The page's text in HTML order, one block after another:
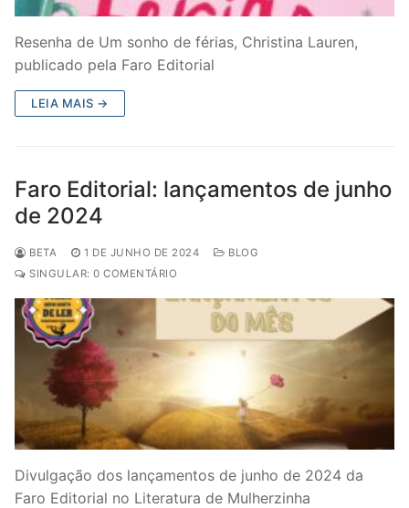
Resenha de Um sonho de férias, Christina Lauren,
publicado pela Faro Editorial
LEIA MAIS →
Faro Editorial: lançamentos de junho
de 2024
BETA 1 DE JUNHO DE 2024
BLOG
SINGULAR: 0 COMENTÁRIO
Divulgação dos lançamentos de junho de 2024 da
Faro Editorial no Literatura de Mulherzinha